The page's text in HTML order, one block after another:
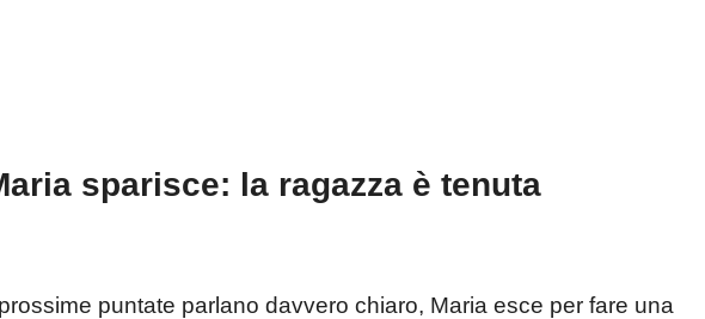
sparisce: la ragazza è tenuta
puntate parlano davvero chiaro, Maria esce per fare una